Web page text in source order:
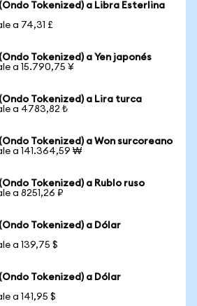
Tokenized) a Libra Esterlina
a 74,31 £
Tokenized) a Yen japonés
a 15.790,75 ¥
Tokenized) a Lira turca
a 4783,82 ₺
Tokenized) a Won surcoreano
a 141.364,59 ₩
Tokenized) a Rublo ruso
a 8251,26 ₽
Tokenized) a Dólar
a 139,75 $
Tokenized) a Dólar
a 141,95 $